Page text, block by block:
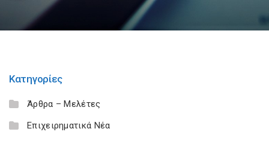
Κατηγορίες
Άρθρα – Μελέτες
Επιχειρηματικά Νέα